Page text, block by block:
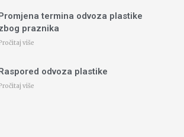
termina odvoza plastike
praznika
više
odvoza plastike
više